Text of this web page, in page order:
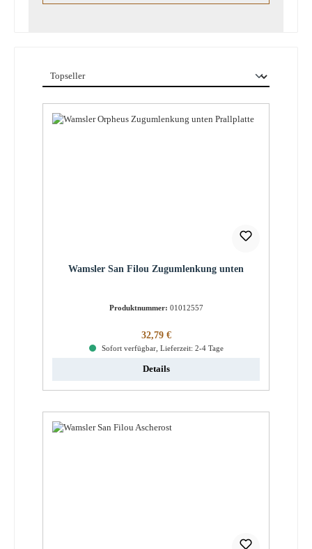
Wamsler San Filou Zugumlenkung unten
Produktnummer: 01012557
Regulärer Preis:
32,79 €
Sofort verfügbar, Lieferzeit: 2-4 Tage
Details